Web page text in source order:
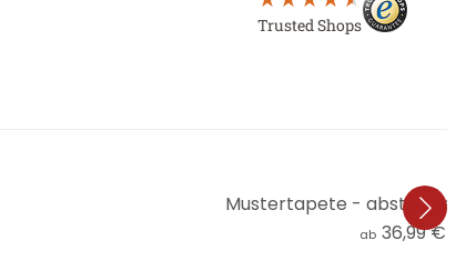
Trusted Shops
Mustertapete - abstrakte
ab 36,99 €